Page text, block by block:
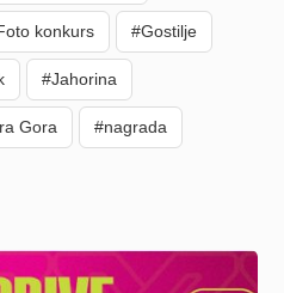
konkurs #Gostilje
#Jahorina
Gora #nagrada